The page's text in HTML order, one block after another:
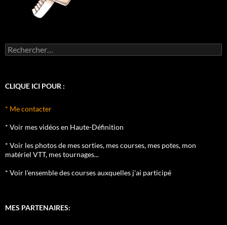
Rechercher :
CLIQUE ICI POUR :
* Me contacter
* Voir mes vidéos en Haute-Définition
* Voir les photos de mes sorties, mes courses, mes potes, mon
matériel VTT, mes tournages...
* Voir l'ensemble des courses auxquelles j'ai participé
MES PARTENAIRES: